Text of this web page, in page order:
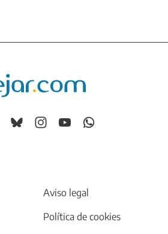
Aviso legal
Política de cookies